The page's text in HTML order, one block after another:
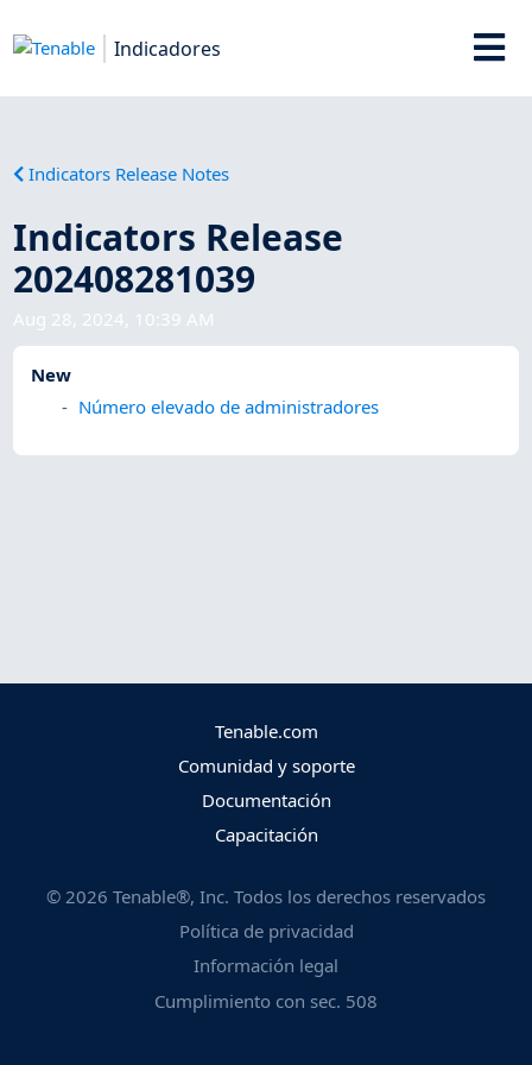
Indicadores
Indicators Release Notes
Indicators Release
202408281039
Aug 28, 2024, 10:39 AM
New
Número elevado de administradores
Tenable.com
Comunidad y soporte
Documentación
Capacitación
© 2026 Tenable®, Inc. Todos los derechos reservados
Política de privacidad
Información legal
Cumplimiento con sec. 508